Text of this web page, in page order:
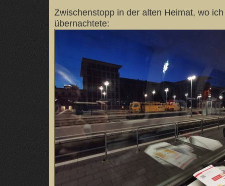
Zwischenstopp in der alten Heimat, wo
übernachtete: